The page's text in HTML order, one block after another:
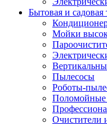
Бытовая и садовая
Мойки
Пылесосы
Роботы-
Очистители